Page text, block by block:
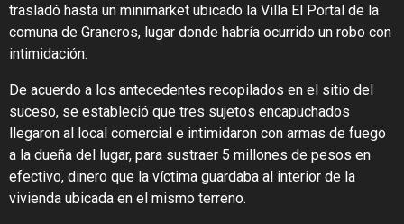
trasladó hasta un minimarket ubicado la Villa El Portal de la
comuna de Graneros, lugar donde habría ocurrido un robo con
intimidación.
De acuerdo a los antecedentes recopilados en el sitio del
suceso, se estableció que tres sujetos encapuchados
llegaron al local comercial e intimidaron con armas de fuego
a la dueña del lugar, para sustraer 5 millones de pesos en
efectivo, dinero que la víctima guardaba al interior de la
vivienda ubicada en el mismo terreno.